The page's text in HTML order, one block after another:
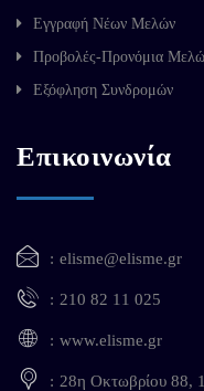
Εγγραφή Νέων Μελών
Προβολές-Προνόμια
Εξόφληση Συνδρομών
Επικοινωνία
elisme@elisme.gr
210 82 11 025
www.elisme.gr
28η Οκτωβρίου 88,